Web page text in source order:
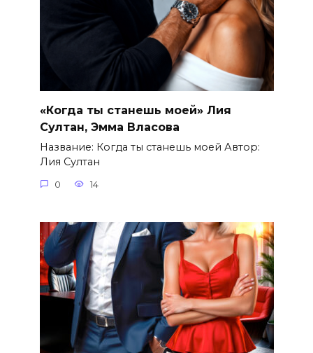
«Когда ты станешь моей» Лия
Султан, Эмма Власова
Название: Когда ты станешь моей Автор:
Лия Султан
0 14